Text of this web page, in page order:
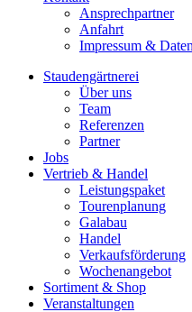
Ansprechpartner
Anfahrt
Impressum &
Staudengärtnerei
Über uns
Team
Referenzen
Partner
Jobs
Vertrieb & Handel
Leistungspaket
Tourenplanung
Galabau
Handel
Verkaufsförderung
Wochenangebot
Sortiment & Shop
Veranstaltungen